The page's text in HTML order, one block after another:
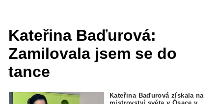
Kateřina Baďurová:
Zamilovala jsem se do
tance
Kateřina Baďurová získala na